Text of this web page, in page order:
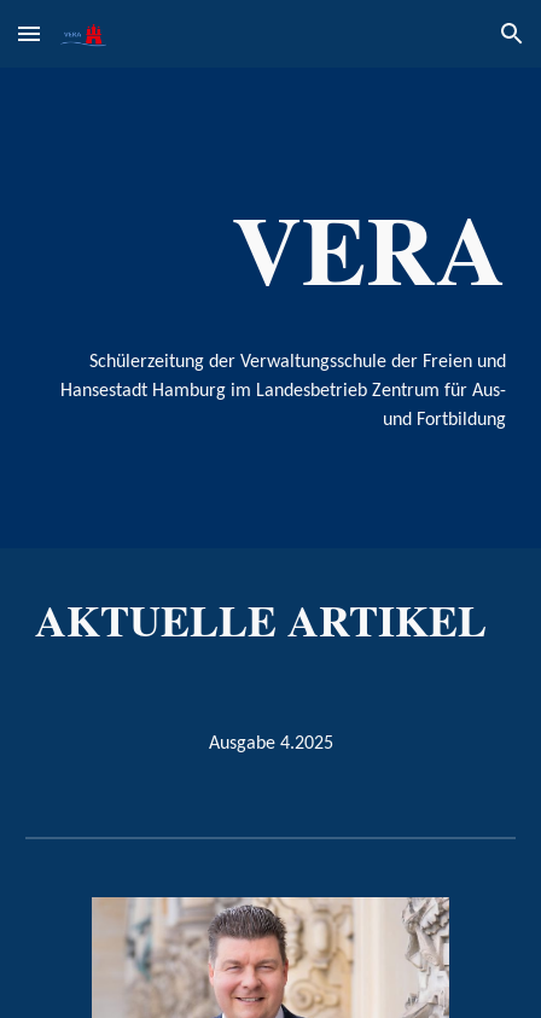
Skip to main content Skip to navigation
VERA
Schülerzeitung der Verwaltungsschule der Freien und
Hansestadt Hamburg im Landesbetrieb Zentrum für Aus-
und Fortbildung
AKTUELLE ARTIKEL
Ausgabe 4.2025